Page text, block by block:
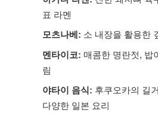
표 라멘
모츠나베: 소 내장을 활용한
멘타이코: 매콤한 명란젓, 밥
림
야타이 음식: 후쿠오카의 길
다양한 일본 요리